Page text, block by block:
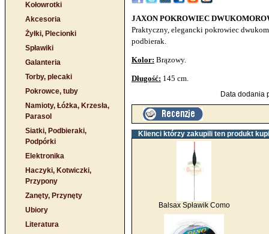
Kołowrotki
Akcesoria
Żyłki, Plecionki
Spławiki
Galanteria
Torby, plecaki
Pokrowce, tuby
Namioty, Łóżka, Krzesła,
Parasol
Siatki, Podbieraki,
Podpórki
Elektronika
Haczyki, Kotwiczki,
Przypony
Zanęty, Przynęty
Ubiory
Literatura
JAXON POKROWIEC
Praktyczny, elegancki pokrowiec
podbierak.
Kolor: Brązowy.
Długość: 145 cm.
Data dodania
Klienci którzy zakupili ten produkt
Balsax Spławik Como